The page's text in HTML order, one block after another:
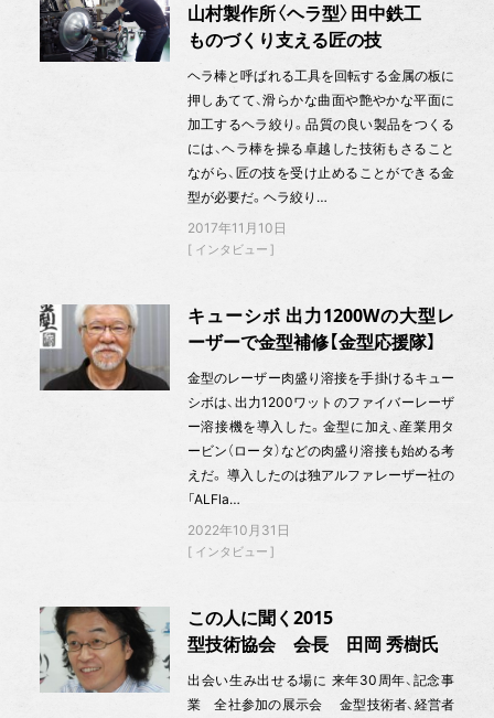
山村製作所〈ヘラ型〉田中鉄工
ものづくり支える匠の技
ヘラ棒と呼ばれる工具を回転する金属の板に
押しあてて、滑らかな曲面や艶やかな平面に
加工するヘラ絞り。品質の良い製品をつくる
には、ヘラ棒を操る卓越した技術もさること
ながら、匠の技を受け止めることができる金
型が必要だ。ヘラ絞り…
2017年11月10日
インタビュー
キューシボ 出力1200Wの大型レ
ーザーで金型補修【金型応援隊】
金型のレーザー肉盛り溶接を手掛けるキュー
シボは、出力1200ワットのファイバーレーザ
ー溶接機を導入した。金型に加え、産業用タ
ービン（ロータ）などの肉盛り溶接も始める考
えだ。 導入したのは独アルファレーザー社の
「ALFla…
2022年10月31日
インタビュー
この人に聞く2015
型技術協会 会長 田岡 秀樹氏
出会い生み出せる場に 来年30周年、記念事
業 全社参加の展示会 金型技術者、経営者